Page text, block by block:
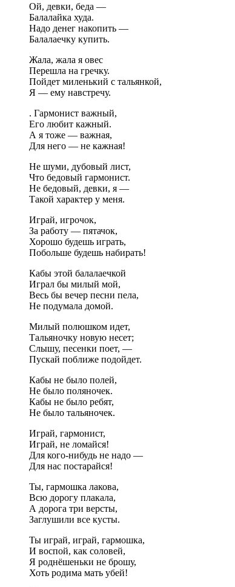
Ой, девки, беда —
Балалайка худа.
Надо денег накопить —
Балалаечку купить.
Жала, жала я овес
Перешла на гречку.
Пойдет миленький с тальянкой,
Я — ему навстречу.
. Гармонист важный,
Его любит кажный.
А я тоже — важная,
Для него — не кажная!
Не шуми, дубовый лист,
Что бедовый гармонист.
Не бедовый, девки, я —
Такой характер у меня.
Играй, игрочок,
За работу — пятачок,
Хорошо будешь играть,
Побольше будешь набирать!
Кабы этой балалаечкой
Играл бы милый мой,
Весь бы вечер песни пела,
Не подумала домой.
Милый полюшком идет,
Тальяночку новую несет;
Слышу, песенки поет, —
Пускай поближе подойдет.
Кабы не было полей,
Не было поляночек.
Кабы не было ребят,
Не было тальяночек.
Играй, гармонист,
Играй, не ломайся!
Для кого-нибудь не надо —
Для нас постарайся!
Ты, гармошка лакова,
Всю дорогу плакала,
А дорога три версты,
Заглушили все кусты.
Ты играй, играй, гармошка,
И воспой, как соловей,
Я роднёшеньки не брошу,
Хоть родима мать убей!